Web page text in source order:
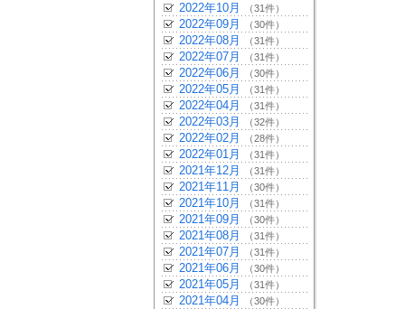
2022年10月 （31件）
2022年09月 （30件）
2022年08月 （31件）
2022年07月 （31件）
2022年06月 （30件）
2022年05月 （31件）
2022年04月 （31件）
2022年03月 （32件）
2022年02月 （28件）
2022年01月 （31件）
2021年12月 （31件）
2021年11月 （30件）
2021年10月 （31件）
2021年09月 （30件）
2021年08月 （31件）
2021年07月 （31件）
2021年06月 （30件）
2021年05月 （31件）
2021年04月 （30件）